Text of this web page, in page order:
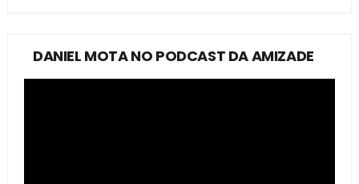
DANIEL MOTA NO PODCAST DA AMIZADE